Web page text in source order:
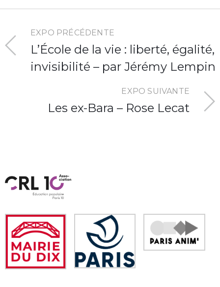
EXPO PRÉCÉDENTE
L’École de la vie : liberté, égalité,
invisibilité – par Jérémy Lempin
EXPO SUIVANTE
Les ex-Bara – Rose Lecat